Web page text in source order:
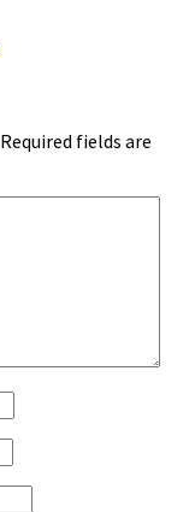
Required fields are